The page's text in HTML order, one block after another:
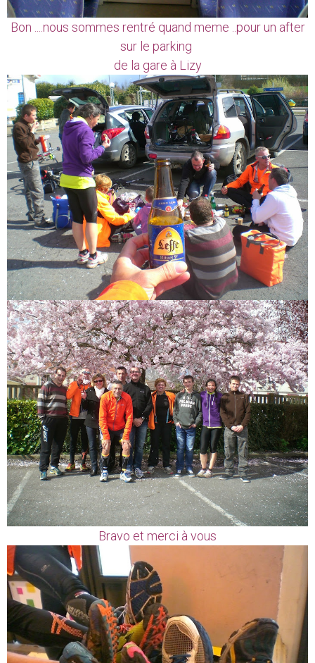
Bon ....nous sommes rentré quand meme ..pour un after
sur le parking
de la gare à Lizy
Bravo et merci à vous